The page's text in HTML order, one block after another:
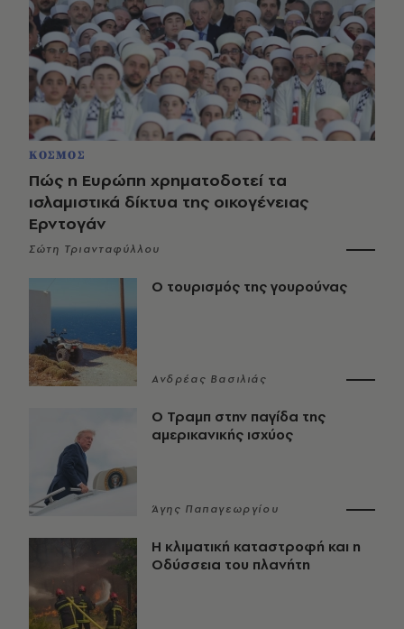
ΚΟΣΜΟΣ
Πώς η Ευρώπη χρηματοδοτεί τα
ισλαμιστικά δίκτυα της οικογένειας
Ερντογάν
Σώτη Τριανταφύλλου
Ο τουρισμός της γουρούνας
Ανδρέας Βασιλιάς
Ο Τραμπ στην παγίδα της
αμερικανικής ισχύος
Άγης Παπαγεωργίου
Η κλιματική καταστροφή και η
Οδύσσεια του πλανήτη